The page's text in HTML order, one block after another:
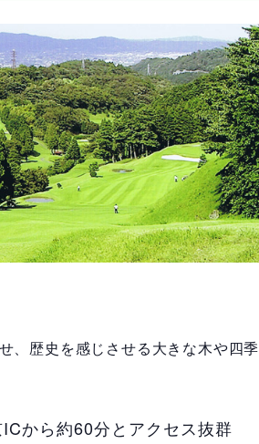
、歴史を感じさせる大きな木や四季
から約60分とアクセス抜群